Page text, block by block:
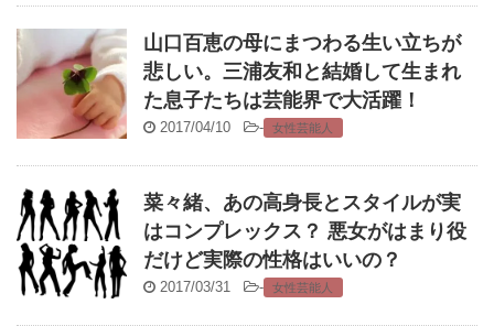
山口百恵の母にまつわる生い立ちが
悲しい。三浦友和と結婚して生まれ
た息子たちは芸能界で大活躍！
2017/04/10 - 女性芸能人
菜々緒、あの高身長とスタイルが実
はコンプレックス？ 悪女がはまり役
だけど実際の性格はいいの？
2017/03/31 - 女性芸能人